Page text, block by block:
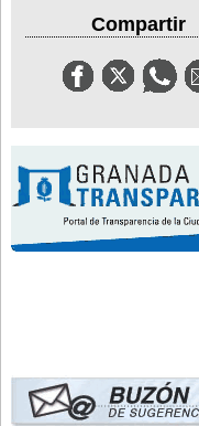
Compartir